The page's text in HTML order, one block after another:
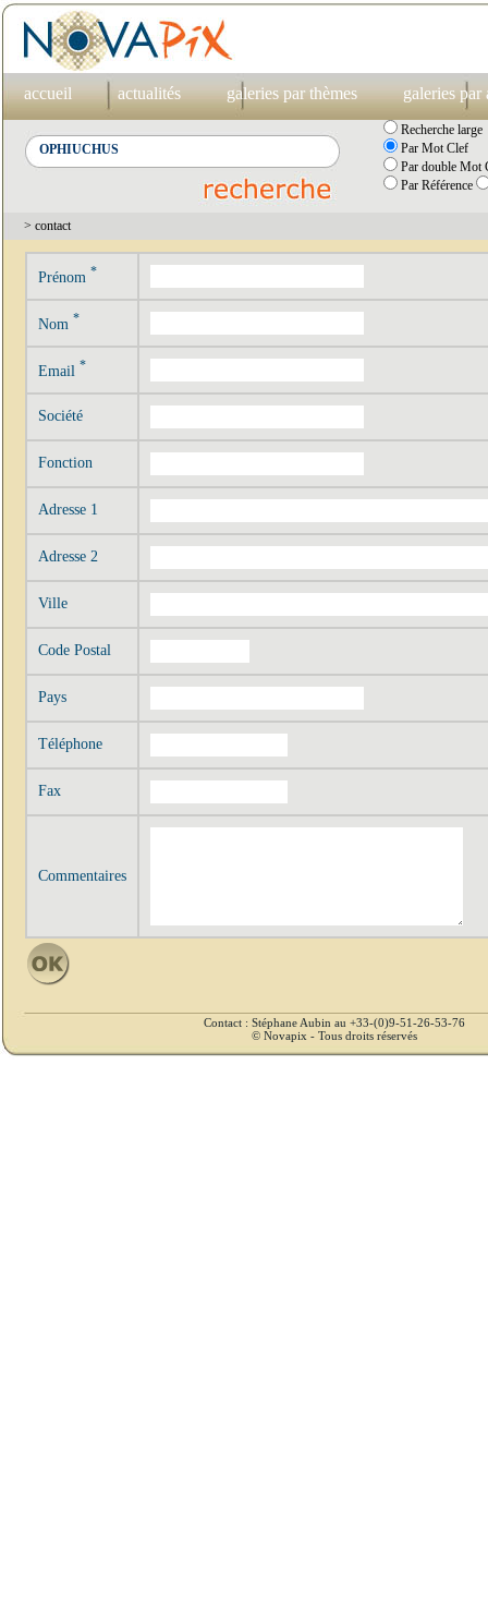
accueil actualités galeries par thèmes galeries par
Recherche large
Par Mot Clef
Par double Mot
Par Référence
> contact
Prénom *
Nom *
Email *
Société
Fonction
Adresse 1
Adresse 2
Ville
Code Postal
Pays
Téléphone
Fax
Commentaires
Contact : Stéphane Aubin au +33-(0)9-51-26-53-76
© Novapix - Tous droits réservés